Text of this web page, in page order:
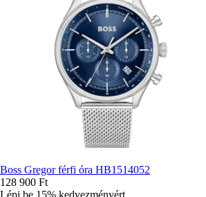
Boss Gregor férfi óra HB1514052
128 900 Ft
Lépj be 15% kedvezményért